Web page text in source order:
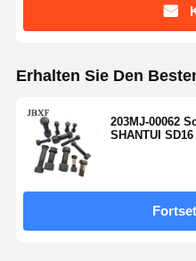
Erhalten Sie Den
203MJ-00062
SHANTUI